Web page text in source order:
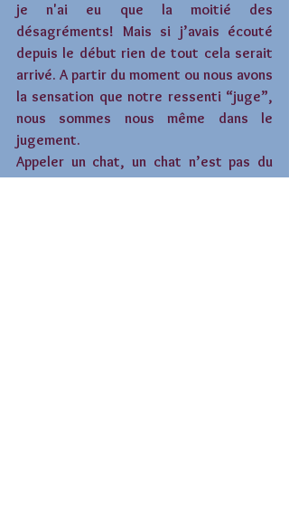
je n'ai eu que la moitié des
désagréments! Mais si j’avais écouté
depuis le début rien de tout cela serait
arrivé. A partir du moment ou nous avons
la sensation que notre ressenti “juge”,
nous sommes nous même dans le
jugement.
Appeler un chat, un chat n’est pas du